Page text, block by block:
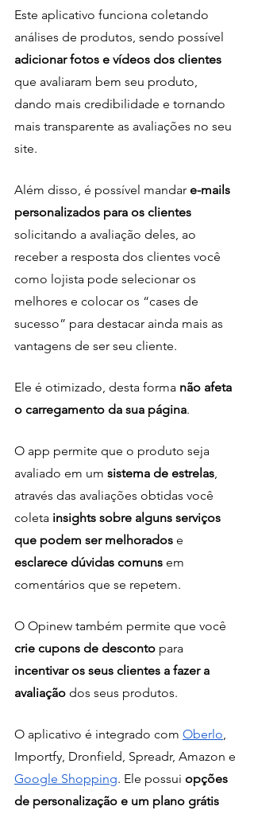
Este aplicativo funciona coletando
análises de produtos, sendo possível
adicionar fotos e vídeos dos clientes
que avaliaram bem seu produto,
dando mais credibilidade e tornando
mais transparente as avaliações no seu
site.
Além disso, é possível mandar e-mails
personalizados para os clientes
solicitando a avaliação deles, ao
receber a resposta dos clientes você
como lojista pode selecionar os
melhores e colocar os “cases de
sucesso” para destacar ainda mais as
vantagens de ser seu cliente.
Ele é otimizado, desta forma não afeta
o carregamento da sua página.
O app permite que o produto seja
avaliado em um sistema de estrelas,
através das avaliações obtidas você
coleta insights sobre alguns serviços
que podem ser melhorados e
esclarece dúvidas comuns em
comentários que se repetem.
O Opinew também permite que você
crie cupons de desconto para
incentivar os seus clientes a fazer a
avaliação dos seus produtos.
O aplicativo é integrado com Oberlo,
Importfy, Dronfield, Spreadr, Amazon e
Google Shopping. Ele possui opções
de personalização e um plano grátis